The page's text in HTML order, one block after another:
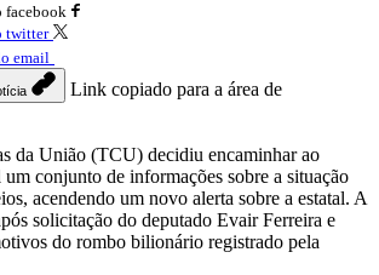
facebook
twitter
email
Link copiado para a área de
da União (TCU) decidiu encaminhar ao
conjunto de informações sobre a situação
acendendo um novo alerta sobre a estatal. A
solicitação do deputado Evair Ferreira e
do rombo bilionário registrado pela